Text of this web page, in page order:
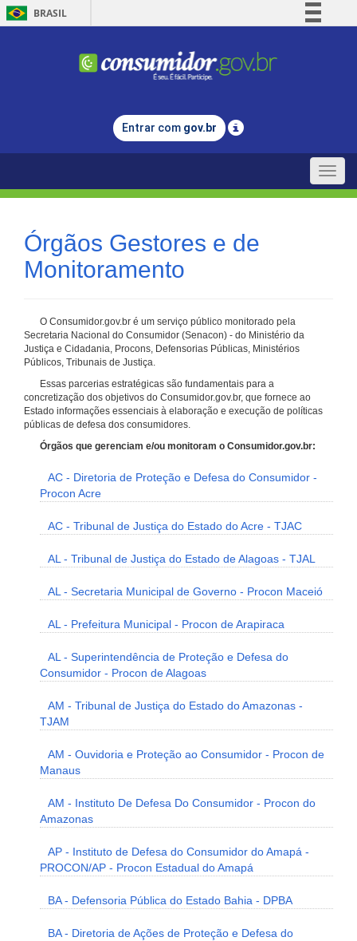
BRASIL
Comunica BR
Legislação
Entrar com gov.br
Toggle
Órgãos Gestores e de
Monitoramento
O Consumidor.gov.br é um serviço público monitorado pela
Secretaria Nacional do Consumidor (Senacon) - do Ministério da
Justiça e Cidadania, Procons, Defensorias Públicas, Ministérios
Públicos, Tribunais de Justiça.
Essas parcerias estratégicas são fundamentais para a
concretização dos objetivos do Consumidor.gov.br, que fornece ao
Estado informações essenciais à elaboração e execução de políticas
públicas de defesa dos consumidores.
Órgãos que gerenciam e/ou monitoram o Consumidor.gov.br:
AC - Diretoria de Proteção e Defesa do Consumidor -
Procon Acre
AC - Tribunal de Justiça do Estado do Acre - TJAC
AL - Tribunal de Justiça do Estado de Alagoas - TJAL
AL - Secretaria Municipal de Governo - Procon Maceió
AL - Prefeitura Municipal - Procon de Arapiraca
AL - Superintendência de Proteção e Defesa do
Consumidor - Procon de Alagoas
AM - Tribunal de Justiça do Estado do Amazonas -
TJAM
AM - Ouvidoria e Proteção ao Consumidor - Procon de
Manaus
AM - Instituto De Defesa Do Consumidor - Procon do
Amazonas
AP - Instituto de Defesa do Consumidor do Amapá -
PROCON/AP - Procon Estadual do Amapá
BA - Defensoria Pública do Estado Bahia - DPBA
BA - Diretoria de Ações de Proteção e Defesa do